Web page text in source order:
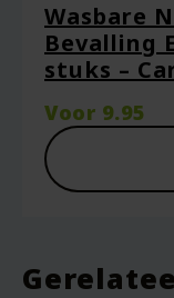
Wasbare
Bevalling
stuks –
Voor 9.95